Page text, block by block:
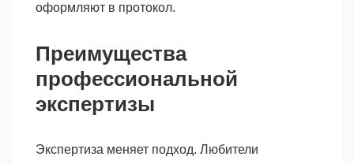
оформляют в протокол.
Преимущества
профессиональной
экспертизы
Экспертиза меняет подход. Любители